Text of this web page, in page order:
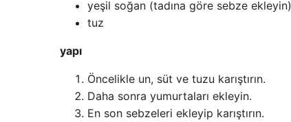
yeşil soğan (tadına göre sebze ekleyin)
tuz
yapı
Öncelikle un, süt ve tuzu karıştırın.
Daha sonra yumurtaları ekleyin.
En son sebzeleri ekleyip karıştırın.